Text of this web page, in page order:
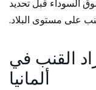
السوداء قبل تحديد
على مستوى البلاد.
القنب في
ألمانيا